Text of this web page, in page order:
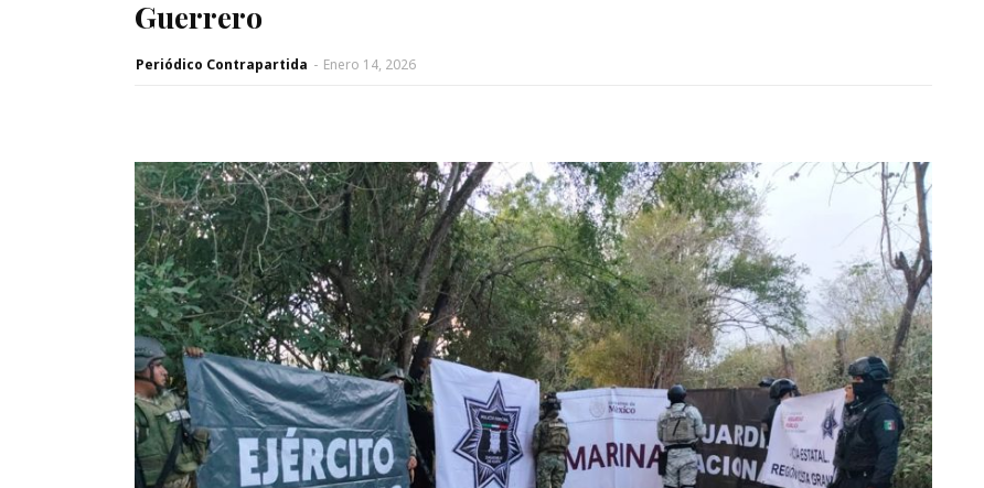
Guerrero
Periódico Contrapartida - Enero 14, 2026